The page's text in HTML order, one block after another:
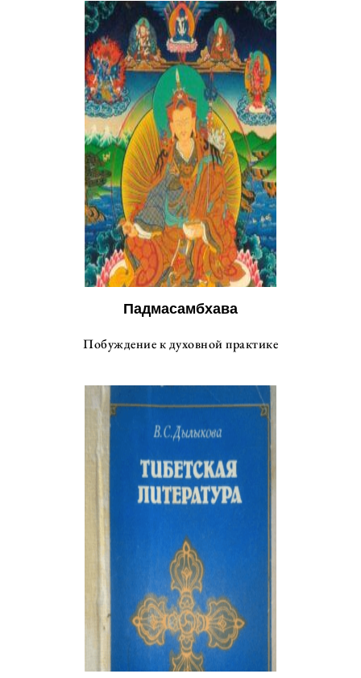
Падмасамбхава
Побуждение к духовной практике